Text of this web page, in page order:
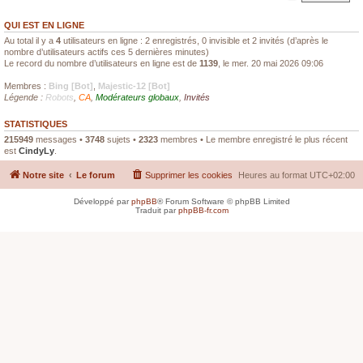
QUI EST EN LIGNE
Au total il y a 4 utilisateurs en ligne : 2 enregistrés, 0 invisible et 2 invités (d’après le
nombre d’utilisateurs actifs ces 5 dernières minutes)
Le record du nombre d’utilisateurs en ligne est de 1139 , le mer. 20 mai 2026 09:06
Membres : Bing [Bot]
Majestic-12 [Bot]
Légende : Robots CA Modérateurs globaux Invités
STATISTIQUES
215949 messages • 3748 sujets • 2323 membres • Le membre enregistré le plus récent
est CindyLy
Notre site Le forum Heures au format UTC+02:00
Supprimer les cookies
Développé parphpBB® Forum Software © phpBB Limited
Traduit parphpBB-fr.com